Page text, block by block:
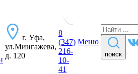
г. Уфа,
ул.Мингажева,
д. 120
8
(347)
216-
10-
41
Меню
поиск